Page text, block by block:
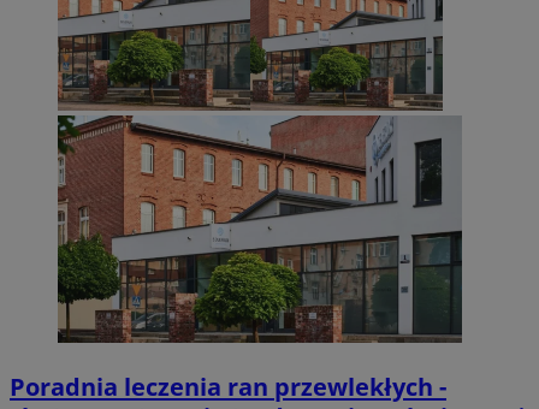
Poradnia leczenia ran przewlekłych -
SessID
sosnowiecki.pl
QeSessID sosnowiecki.pl
MvSessID sosnowiecki.pl
euds